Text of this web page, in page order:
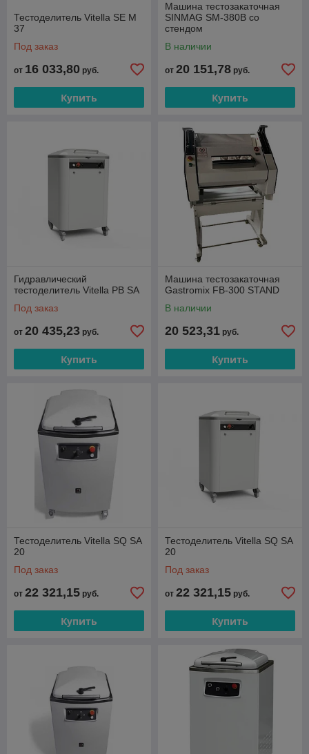
Тестоделитель Vitella SE M
37
Под заказ
от 16 033,80 руб.
Купить
Машина тестозакаточная
SINMAG SM-380B со
стендом
В наличии
от 20 151,78 руб.
Купить
Гидравлический
тестоделитель Vitella PB SA
Под заказ
от 20 435,23 руб.
Купить
Машина тестозакаточная
Gastromix FB-300 STAND
В наличии
20 523,31 руб.
Купить
Тестоделитель Vitella SQ SA
20
Под заказ
от 22 321,15 руб.
Купить
Тестоделитель Vitella SQ SA
20
Под заказ
от 22 321,15 руб.
Купить